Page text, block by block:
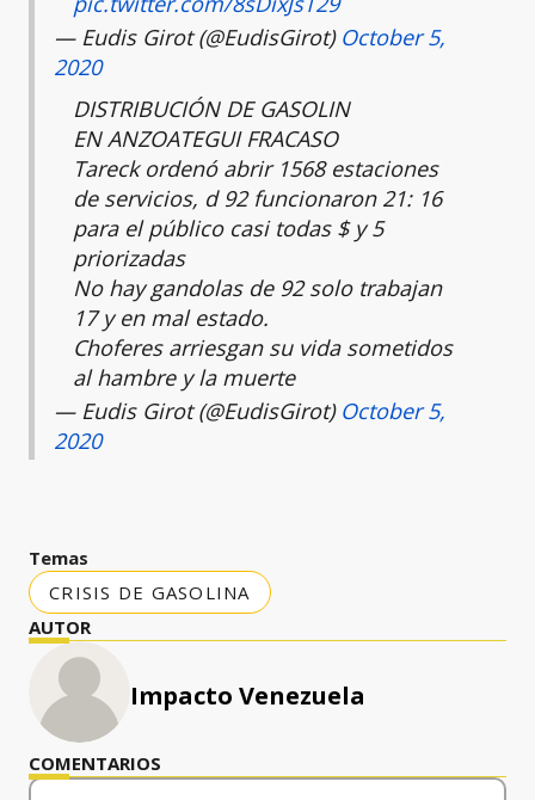
— Eudis Girot (@EudisGirot) October 5,
2020
DISTRIBUCIÓN DE GASOLIN
EN ANZOATEGUI FRACASO
Tareck ordenó abrir 1568 estaciones
de servicios, d 92 funcionaron 21: 16
para el público casi todas $ y 5
priorizadas
No hay gandolas de 92 solo trabajan
17 y en mal estado.
Choferes arriesgan su vida sometidos
al hambre y la muerte
— Eudis Girot (@EudisGirot) October 5,
2020
Temas
CRISIS DE GASOLINA
AUTOR
Impacto Venezuela
COMENTARIOS